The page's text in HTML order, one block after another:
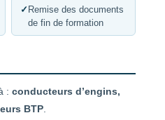
✓ Remise des documents
de fin de formation
: conducteurs d’engins,
BTP